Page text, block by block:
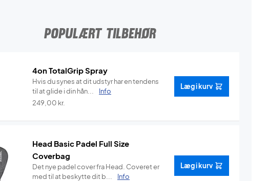
POPULÆRT TILBEHØR
4on TotalGrip Spray
Hvis du synes at dit udstyr har en tendens
til at glide i din hån...
Info
249,00 kr.
Læg i kurv
Head Basic Padel Full Size
Coverbag
Det nye padel cover fra Head. Coveret er
med til at beskytte dit b...
Info
Læg i kurv